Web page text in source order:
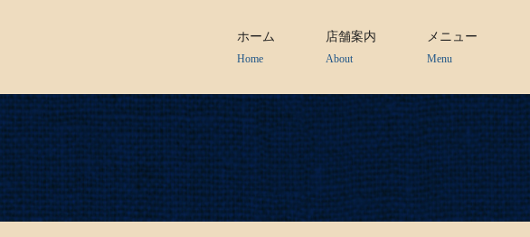
ホーム
Home
店舗案内
About
メニュー
Menu